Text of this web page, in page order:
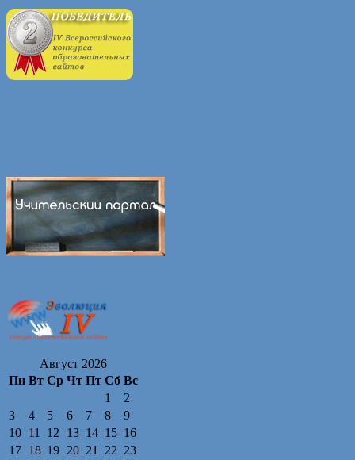
Август 2026
Пн Вт Ср Чт Пт Сб Вс
1
2
3
4 5 6 7 8
9
10 11 12 13 14 15 16
17 18 19 20 21 22 23